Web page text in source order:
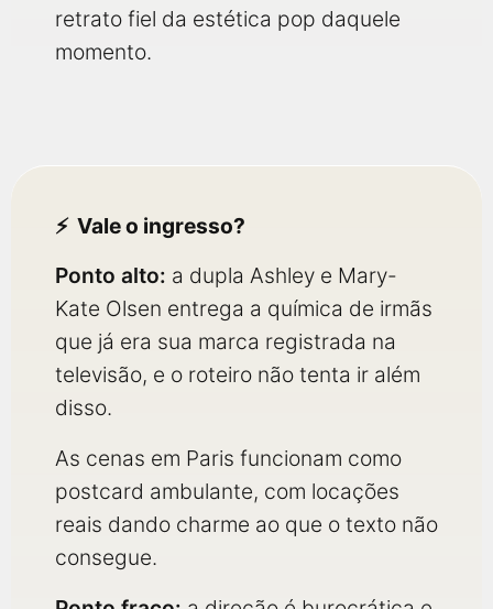
retrato fiel da estética pop daquele
momento.
Vale o ingresso?
Ponto alto: a dupla Ashley e Mary-
Kate Olsen entrega a química de irmãs
que já era sua marca registrada na
televisão, e o roteiro não tenta ir além
disso.
As cenas em Paris funcionam como
postcard ambulante, com locações
reais dando charme ao que o texto não
consegue.